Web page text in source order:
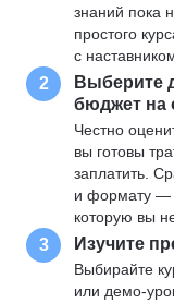
знаний пока
простого
с
2
Выберите
бюджет на
Честно
вы готовы
заплатить.
и формату —
которую вы
3 Изучите
Выбирайте
или демо-